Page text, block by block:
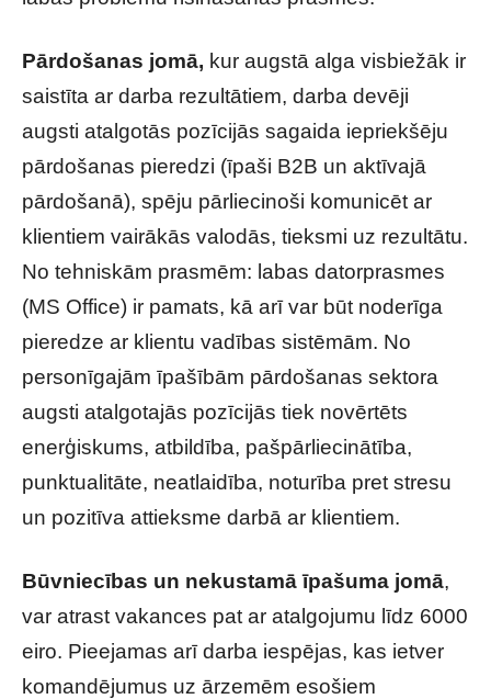
Pārdošanas jomā, kur augstā alga visbiežāk ir
saistīta ar darba rezultātiem, darba devēji
augsti atalgotās pozīcijās sagaida iepriekšēju
pārdošanas pieredzi (īpaši B2B un aktīvajā
pārdošanā), spēju pārliecinoši komunicēt ar
klientiem vairākās valodās, tieksmi uz rezultātu.
No tehniskām prasmēm: labas datorprasmes
(MS Office) ir pamats, kā arī var būt noderīga
pieredze ar klientu vadības sistēmām. No
personīgajām īpašībām pārdošanas sektora
augsti atalgotajās pozīcijās tiek novērtēts
enerģiskums, atbildība, pašpārliecinātība,
punktualitāte, neatlaidība, noturība pret stresu
un pozitīva attieksme darbā ar klientiem.
Būvniecības un nekustamā īpašuma jomā,
var atrast vakances pat ar atalgojumu līdz 6000
eiro. Pieejamas arī darba iespējas, kas ietver
komandējumus uz ārzemēm esošiem